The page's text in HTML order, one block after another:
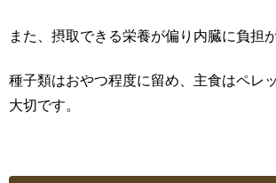
また、摂取できる栄養が偏り内臓に負担
種子類はおやつ程度に留め、主食はペレ
大切です。